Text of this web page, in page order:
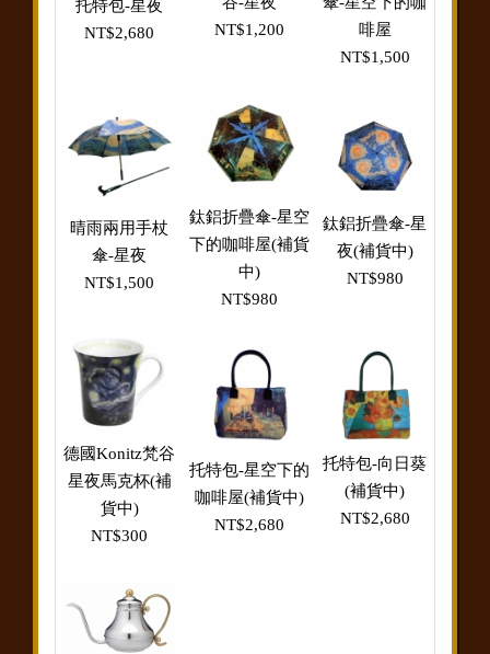
托特包-星夜
NT$2,680
NT$1,200
啡屋
NT$1,500
晴雨兩用手杖
傘-星夜
NT$1,500
鈦鋁折疊傘-星空
下的咖啡屋(補貨
中)
NT$980
鈦鋁折疊傘-星
夜(補貨中)
NT$980
德國Konitz梵谷
星夜馬克杯(補
貨中)
NT$300
托特包-星空下的
咖啡屋(補貨中)
NT$2,680
托特包-向日葵
(補貨中)
NT$2,680